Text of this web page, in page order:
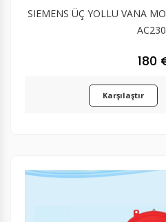
SIEMENS ÜÇ YOLLU VANA
180
Karşılaştır